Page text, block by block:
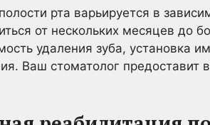
рта варьируется в
от нескольких месяцев до
удаления зуба, установка
Ваш стоматолог предоставит